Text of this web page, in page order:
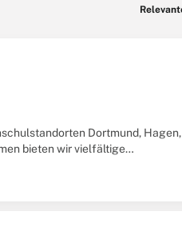
Dortmund, Hagen,
bieten wir vielfältige